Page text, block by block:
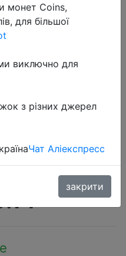
6400 мАч,
дюйма, 7,6
монет Coins,
для більшої
виключно для
з різних джерел
Чат Аліекспресс
закрити